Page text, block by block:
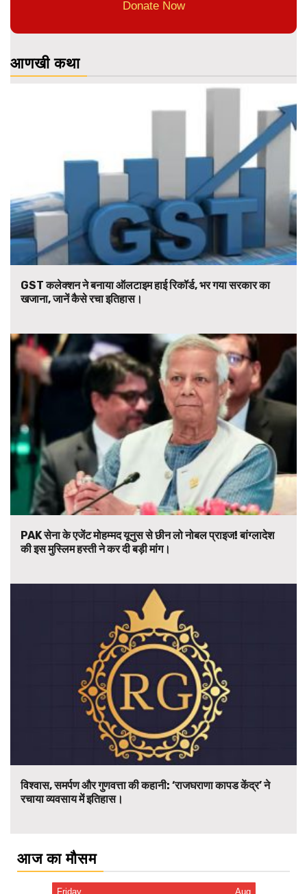
Donate Now
आणखी कथा
GST कलेक्शन ने बनाया ऑलटाइम हाई रिकॉर्ड, भर गया सरकार का
खजाना, जानें कैसे रचा इतिहास।
PAK सेना के एजेंट मोहम्मद यूनुस से छीन लो नोबल प्राइज! बांग्लादेश
की इस मुस्लिम हस्ती ने कर दी बड़ी मांग।
विश्वास, समर्पण और गुणवत्ता की कहानी: ‘राजघराणा कापड केंद्र’ ने
रचाया व्यवसाय में इतिहास।
आज का मौसम
Friday Aug